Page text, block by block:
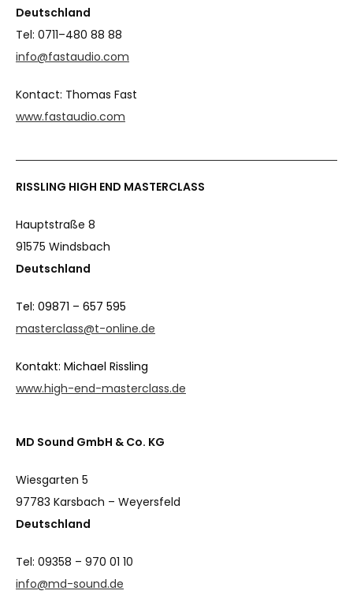
Deutschland
Tel: 0711–480 88 88
info@fastaudio.com
Kontact: Thomas Fast
www.fastaudio.com
RISSLING HIGH END MASTERCLASS
Hauptstraße 8
91575 Windsbach
Deutschland
Tel: 09871 – 657 595
masterclass@t-online.de
Kontakt: Michael Rissling
www.high-end-masterclass.de
MD Sound GmbH & Co. KG
Wiesgarten 5
97783 Karsbach – Weyersfeld
Deutschland
Tel: 09358 – 970 01 10
info@md-sound.de